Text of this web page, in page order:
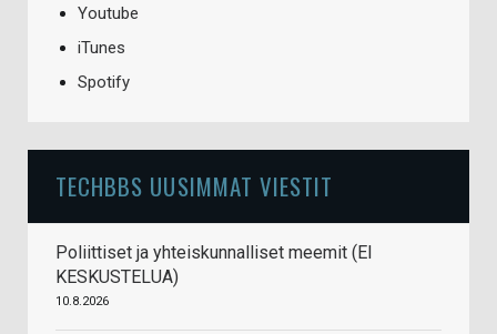
Youtube
iTunes
Spotify
TECHBBS UUSIMMAT VIESTIT
Poliittiset ja yhteiskunnalliset meemit (EI
KESKUSTELUA)
10.8.2026